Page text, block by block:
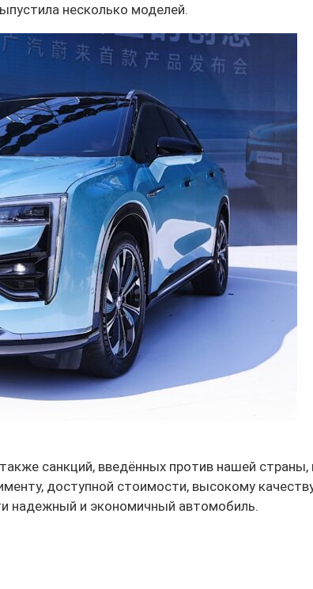
несколько моделей.
санкций, введённых против нашей
доступной стоимости, высокому
надежный и экономичный автомобиль.